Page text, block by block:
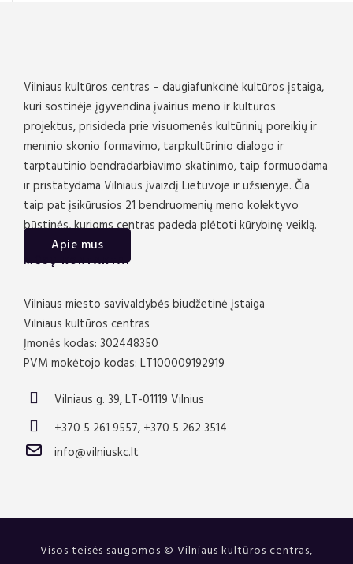
Vilniaus kultūros centras – daugiafunkcinė kultūros įstaiga,
kuri sostinėje įgyvendina įvairius meno ir kultūros
projektus, prisideda prie visuomenės kultūrinių poreikių ir
meninio skonio formavimo, tarpkultūrinio dialogo ir
tarptautinio bendradarbiavimo skatinimo, taip formuodama
ir pristatydama Vilniaus įvaizdį Lietuvoje ir užsienyje. Čia
taip pat įsikūrusios 21 bendruomenių meno kolektyvo
būstinės, kurioms centras padeda plėtoti kūrybinę veiklą.
Apie mus
MŪSŲ KONTAKTAI
Vilniaus miesto savivaldybės biudžetinė įstaiga
Vilniaus kultūros centras
Įmonės kodas: 302448350
PVM mokėtojo kodas: LT100009192919
Vilniaus g. 39, LT-01119 Vilnius
+370 5 261 9557, +370 5 262 3514
info@vilniuskc.lt
Visos teisės saugomos © Vilniaus kultūros centras,